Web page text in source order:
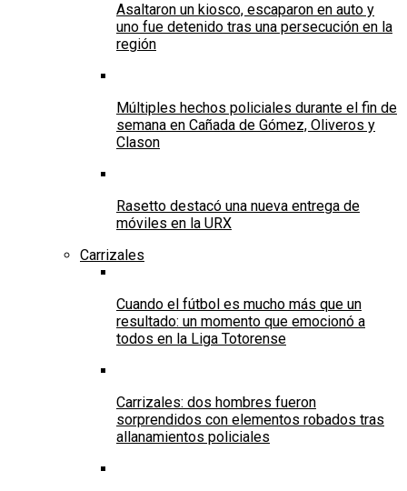
Asaltaron un kiosco, escaparon en auto y
uno fue detenido tras una persecución en la
región
Múltiples hechos policiales durante el fin de
semana en Cañada de Gómez, Oliveros y
Clason
Rasetto destacó una nueva entrega de
móviles en la URX
Carrizales
Cuando el fútbol es mucho más que un
resultado: un momento que emocionó a
todos en la Liga Totorense
Carrizales: dos hombres fueron
sorprendidos con elementos robados tras
allanamientos policiales